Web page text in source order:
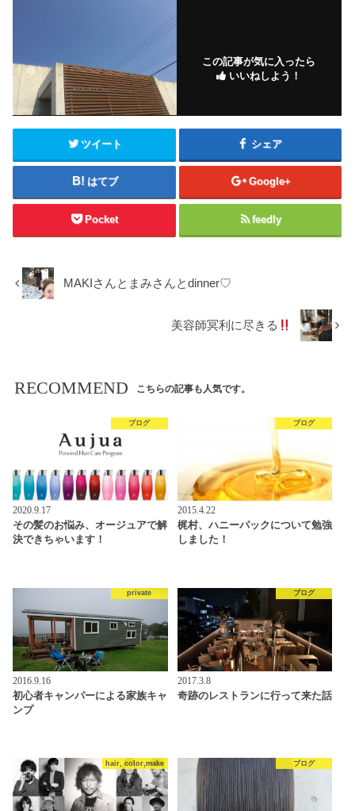
この記事が気に入ったら
いいねしよう！
ツイート シェア
はてブ Google+
Pocket feedly
MAKIさんとまみさんとdinner♡
美容師冥利に尽きる
RECOMMEND こちらの記事も人気です。
ブログ
2020.9.17
その髪のお悩み、オージュアで解
決できちゃいます！
ブログ
2015.4.22
梶村、ハニーパックについて勉強
しました！
private
2016.9.16
初心者キャンパーによる家族キャ
ンプ
ブログ
2017.3.8
奇跡のレストランに行って来た話
hair, color,make ブログ